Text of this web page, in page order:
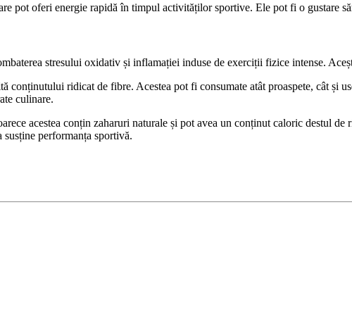
pot oferi energie rapidă în timpul activităților sportive. Ele pot fi o gustare
stresului oxidativ și inflamației induse de exerciții fizice intense.
conținutului ridicat de fibre. Acestea pot fi consumate atât proaspete, cât și
culinare.
acestea conțin zaharuri naturale și pot avea un conținut caloric destul
performanța sportivă.